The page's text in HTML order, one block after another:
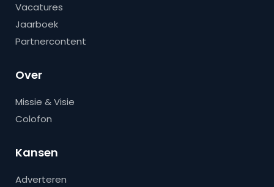
Vacatures
Jaarboek
Partnercontent
Over
Missie & Visie
Colofon
Kansen
Adverteren